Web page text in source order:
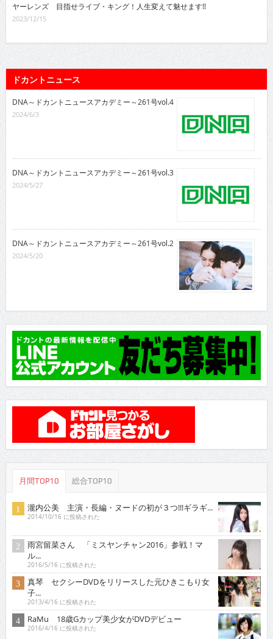
ヤーレンズ 目指せライブ・キング！人生変えて魅せます!!
2023/12/15
ドカントニュース
DNA～ドカントニュースアカデミー～261号vol.4
2024/6/3
DNA～ドカントニュースアカデミー～261号vol.3
2024/5/27
DNA～ドカントニュースアカデミー～261号vol.2
2024/5/20
月間TOP10 総合TOP10
瀧内公美 主演・長編・ヌードの初が３つ!!!ギラギ...
2014/10/16 に投稿された
雨宮留菜さん 「ミスヤンチャン2016」参戦！マ
ル...
2016/5/16 に投稿された
真琴 セクシーDVDをリリースした元ひきこもり女
子...
2013/4/16 に投稿された
RaMu 18歳Gカップ美少女がDVDデビュー
2016/4/16 に投稿された